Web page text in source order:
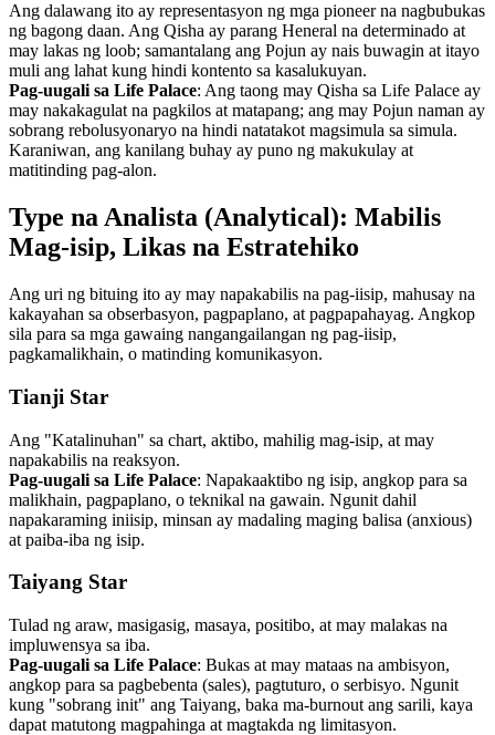
Ang dalawang ito ay representasyon ng mga pioneer na nagbubukas
ng bagong daan. Ang Qisha ay parang Heneral na determinado at
may lakas ng loob; samantalang ang Pojun ay nais buwagin at itayo
muli ang lahat kung hindi kontento sa kasalukuyan.
Pag-uugali sa Life Palace: Ang taong may Qisha sa Life Palace ay
may nakakagulat na pagkilos at matapang; ang may Pojun naman ay
sobrang rebolusyonaryo na hindi natatakot magsimula sa simula.
Karaniwan, ang kanilang buhay ay puno ng makukulay at
matitinding pag-alon.
Type na Analista (Analytical): Mabilis
Mag-isip, Likas na Estratehiko
Ang uri ng bituing ito ay may napakabilis na pag-iisip, mahusay na
kakayahan sa obserbasyon, pagpaplano, at pagpapahayag. Angkop
sila para sa mga gawaing nangangailangan ng pag-iisip,
pagkamalikhain, o matinding komunikasyon.
Tianji Star
Ang "Katalinuhan" sa chart, aktibo, mahilig mag-isip, at may
napakabilis na reaksyon.
Pag-uugali sa Life Palace: Napakaaktibo ng isip, angkop para sa
malikhain, pagpaplano, o teknikal na gawain. Ngunit dahil
napakaraming iniisip, minsan ay madaling maging balisa (anxious)
at paiba-iba ng isip.
Taiyang Star
Tulad ng araw, masigasig, masaya, positibo, at may malakas na
impluwensya sa iba.
Pag-uugali sa Life Palace: Bukas at may mataas na ambisyon,
angkop para sa pagbebenta (sales), pagtuturo, o serbisyo. Ngunit
kung "sobrang init" ang Taiyang, baka ma-burnout ang sarili, kaya
dapat matutong magpahinga at magtakda ng limitasyon.